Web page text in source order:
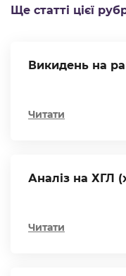
Ще статті цієї
Викидень на
Читати
Аналіз на ХГЛ
Читати